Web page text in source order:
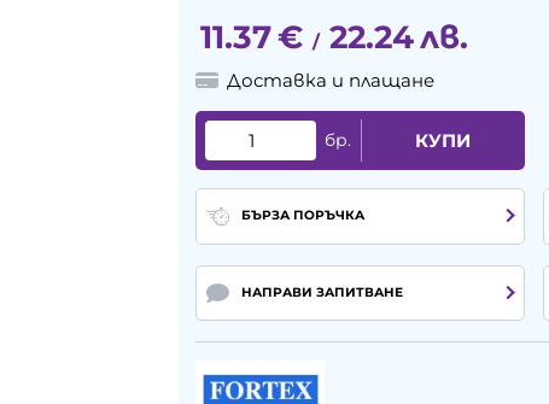
11.37€ / 22.24лв.
Доставка и плащане
бр. КУПИ
БЪРЗА ПОРЪЧКА
НАПРАВИ ЗАПИТВАНЕ